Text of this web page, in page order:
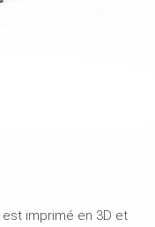
imprimé en 3D et